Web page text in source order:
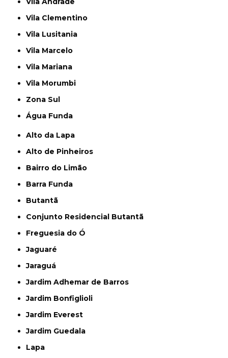
Vila Clementino
Vila Lusitania
Vila Marcelo
Vila Mariana
Vila Morumbi
Zona Sul
Água Funda
Alto da Lapa
Alto de Pinheiros
Bairro do Limão
Barra Funda
Butantã
Conjunto Residencial Butantã
Freguesia do Ó
Jaguaré
Jaraguá
Jardim Adhemar de Barros
Jardim Bonfiglioli
Jardim Everest
Jardim Guedala
Lapa